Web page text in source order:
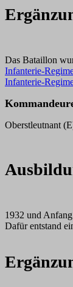
Das Bataillon
Infanterie-
Infanterie-
Oberstleutnant
1932 und
Dafür entstand